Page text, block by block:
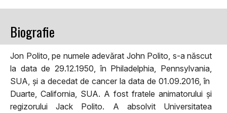
Biografie
Jon Polito, pe numele adevărat John Polito, s-a născut
la data de 29.12.1950, în Philadelphia, Pennsylvania,
SUA, și a decedat de cancer la data de 01.09.2016, în
Duarte, California, SUA. A fost fratele animatorului și
regizorului Jack Polito. A absolvit Universitatea